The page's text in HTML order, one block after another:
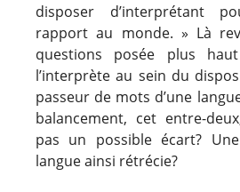
disposer d’interprétant
rapport au monde. » Là
questions posée plus
l’interprète au sein du
passeur de mots d’une
balancement, cet entre-
pas un possible écart?
langue ainsi rétrécie?